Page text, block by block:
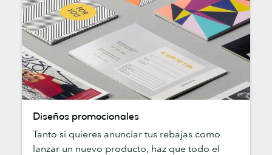
promocionales
Diseños promocionales
Tanto si quieres anunciar tus rebajas como
lanzar un nuevo producto, haz que todo el